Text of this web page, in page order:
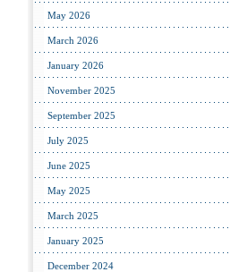
May 2026
March 2026
January 2026
November 2025
September 2025
July 2025
June 2025
May 2025
March 2025
January 2025
December 2024